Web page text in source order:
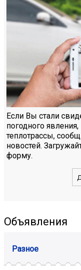
Если Вы стали
погодного
теплотрассы,
новостей.
форму.
Объявления
Разное